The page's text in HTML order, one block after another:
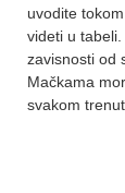
uvodite
videti u
zavisnosti od
Mačkama
svakom